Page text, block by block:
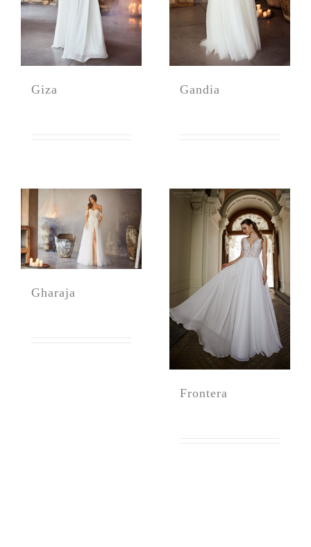
Giza Gandia
Gharaja
Frontera